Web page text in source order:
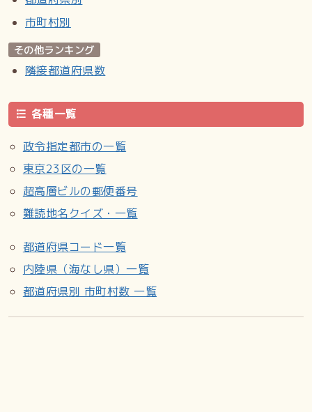
市町村別
その他ランキング
隣接都道府県数
各種一覧
政令指定都市の一覧
東京23区の一覧
超高層ビルの郵便番号
難読地名クイズ・一覧
都道府県コード一覧
内陸県（海なし県）一覧
都道府県別 市町村数 一覧